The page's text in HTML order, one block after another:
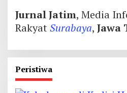
Jurnal Jatim, Media
RakyatSurabaya, Jawa
Peristiwa